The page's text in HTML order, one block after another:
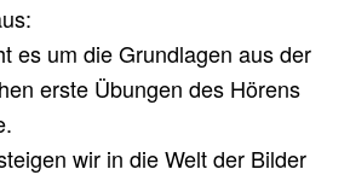
es um die Grundlagen aus der
erste Übungen des Hörens
wir in die Welt der Bilder